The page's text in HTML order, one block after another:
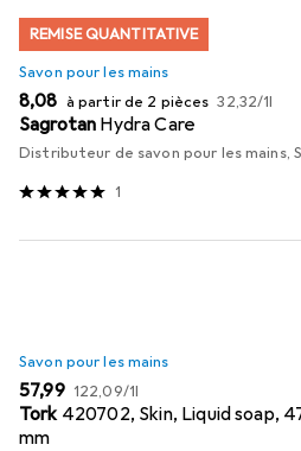
REMISE QUANTITATIVE
Savon pour les mains
EUR
8,08 à partir de 2 pièces EUR
32,32/1l
Sagrotan Hydra Care
Distributeur de savon pour les mains,
1
Savon pour les mains
EUR
57,99 EUR
122,09/1l
Tork 420702, Skin, Liquid soap,
mm